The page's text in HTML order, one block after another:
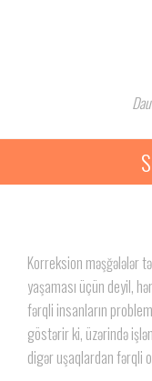
Korreksion məşğələlər
yaşaması üçün deyil,
fərqli insanların
göstərir ki, üzərində
digər uşaqlardan fərqli